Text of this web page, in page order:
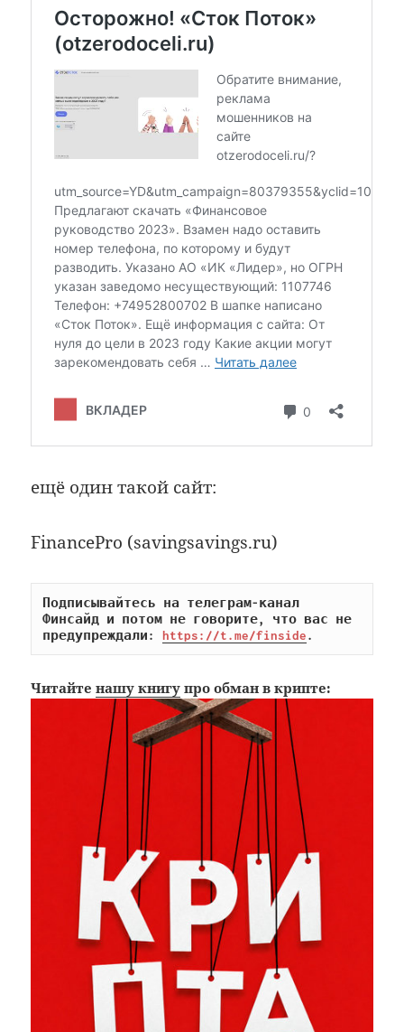
ещё один такой сайт:
FinancePro (savingsavings.ru)
Подписывайтесь на телеграм-канал
Финсайд и потом не говорите, что вас не
предупреждали: https://t.me/finside.
Читайтенашу книгу про обман в крипте: